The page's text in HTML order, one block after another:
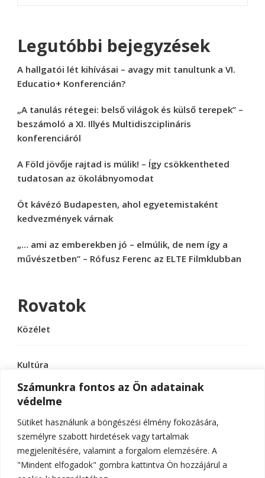
Számunkra fontos az Ön adatainak
védelme
Sütiket használunk a böngészési élmény fokozására,
személyre szabott hirdetések vagy tartalmak
megjelenítésére, valamint a forgalom elemzésére. A
"Mindent elfogadok" gombra kattintva Ön hozzájárul a
Legutóbbi bejegyzések
A hallgatói lét kihívásai – avagy mit tanultunk a VI.
Educatio+ Konferencián?
„A tanulás rétegei: belső világok és külső terepek” –
beszámoló a XI. Illyés Multidiszciplináris
konferenciáról
A Föld jövője rajtad is múlik! – Így csökkentheted
tudatosan az ökolábnyomodat
Öt kávézó Budapesten, ahol egyetemistaként
kedvezmények várnak
„… ami az emberekben jó – elmúlik, de nem így a
művészetben” – Rófusz Ferenc az ELTE Filmklubban
Rovatok
Közélet
Kultúra
Sport
Tudomány